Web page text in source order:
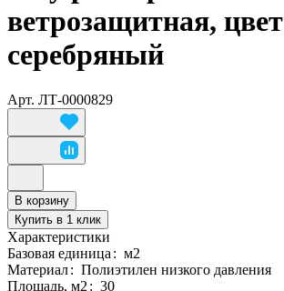
ветрозащитная, цвет
серебряный
Арт. ЛТ-0000829
В корзину
Купить в 1 клик
Характеристики
Базовая единица : м2
Материал: Полиэтилен низкого давления
Площадь, м2: 30